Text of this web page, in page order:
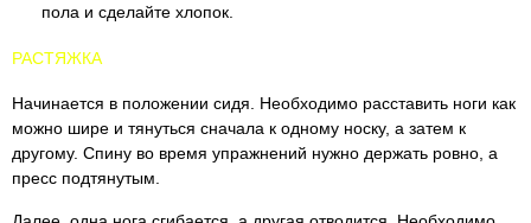
пола и сделайте хлопок.
РАСТЯЖКА
Начинается в положении сидя. Необходимо расставить ноги как
можно шире и тянуться сначала к одному носку, а затем к
другому. Спину во время упражнений нужно держать ровно, а
пресс подтянутым.